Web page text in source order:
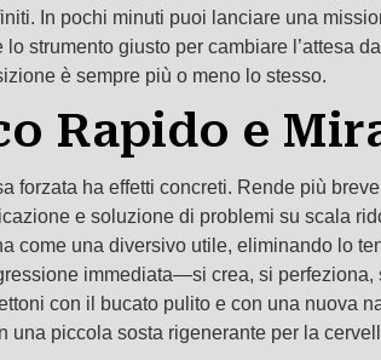
In pochi minuti puoi lanciare una
strumento giusto per cambiare l’attesa
è sempre più o meno lo stesso.
Rapido e
forzata ha effetti concreti. Rende più
e soluzione di problemi su scala
come una diversivo utile, eliminando lo
immediata—si crea, si
con il bucato pulito e con una nuova
una piccola sosta rigenerante per la